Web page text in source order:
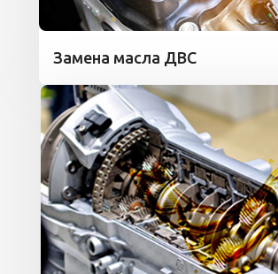
Замена масла ДВС